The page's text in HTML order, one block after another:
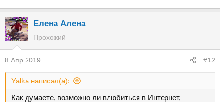
Елена Алена
Прохожий
8 Апр 2019 #12
Yalka написал(а):
Как думаете, возможно ли влюбиться в Интернет,